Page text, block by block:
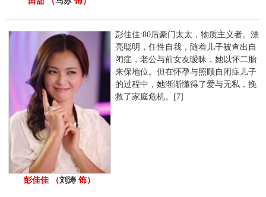
彭佳佳 （刘涛饰）
彭佳佳:80后豪门太太，物质主义者。漂
亮聪明，任性自我，随着儿子被查出自
闭症，老公与前女友暧昧，她以怀二胎
来保地位。但在怀孕与照顾自闭症儿子
的过程中，她渐渐懂得了爱与无私，挽
救了家庭危机。[7]